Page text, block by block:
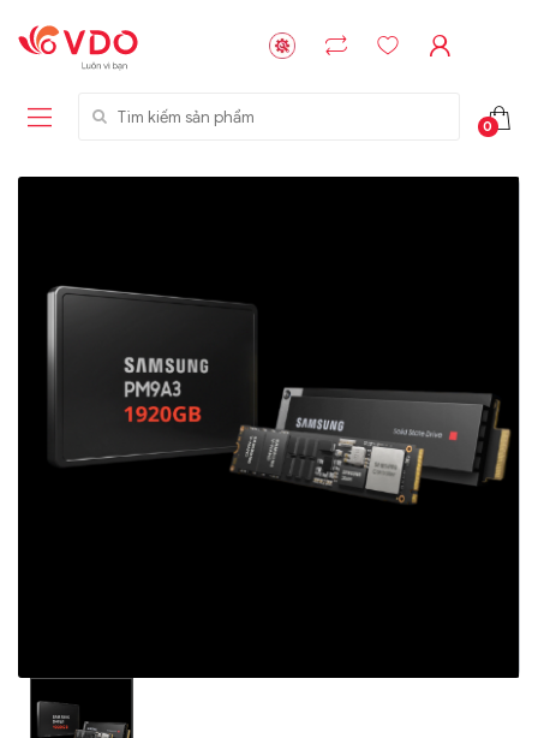
Tìm kiếm sản phẩm
0
Storage Micron -